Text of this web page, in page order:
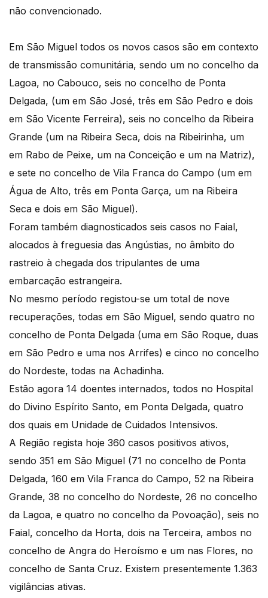
não convencionado.
Em São Miguel todos os novos casos são em contexto
de transmissão comunitária, sendo um no concelho da
Lagoa, no Cabouco, seis no concelho de Ponta
Delgada, (um em São José, três em São Pedro e dois
em São Vicente Ferreira), seis no concelho da Ribeira
Grande (um na Ribeira Seca, dois na Ribeirinha, um
em Rabo de Peixe, um na Conceição e um na Matriz),
e sete no concelho de Vila Franca do Campo (um em
Água de Alto, três em Ponta Garça, um na Ribeira
Seca e dois em São Miguel).
Foram também diagnosticados seis casos no Faial,
alocados à freguesia das Angústias, no âmbito do
rastreio à chegada dos tripulantes de uma
embarcação estrangeira.
No mesmo período registou-se um total de nove
recuperações, todas em São Miguel, sendo quatro no
concelho de Ponta Delgada (uma em São Roque, duas
em São Pedro e uma nos Arrifes) e cinco no concelho
do Nordeste, todas na Achadinha.
Estão agora 14 doentes internados, todos no Hospital
do Divino Espírito Santo, em Ponta Delgada, quatro
dos quais em Unidade de Cuidados Intensivos.
A Região regista hoje 360 casos positivos ativos,
sendo 351 em São Miguel (71 no concelho de Ponta
Delgada, 160 em Vila Franca do Campo, 52 na Ribeira
Grande, 38 no concelho do Nordeste, 26 no concelho
da Lagoa, e quatro no concelho da Povoação), seis no
Faial, concelho da Horta, dois na Terceira, ambos no
concelho de Angra do Heroísmo e um nas Flores, no
concelho de Santa Cruz. Existem presentemente 1.363
vigilâncias ativas.